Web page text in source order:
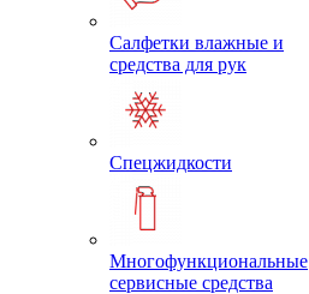
Салфетки влажные и
средства для рук
Спецжидкости
Многофункциональные
сервисные средства